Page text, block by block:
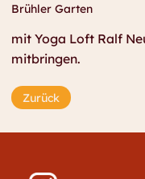
Brühler Garten
mit Yoga Loft Ralf
mitbringen.
Zurück